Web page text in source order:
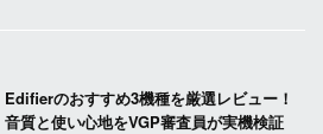
Edifierのおすすめ3機種を厳選レビュー！
音質と使い心地をVGP審査員が実機検証